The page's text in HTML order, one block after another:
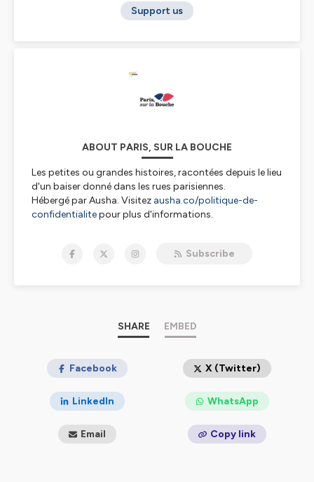
Support us
ABOUT PARIS, SUR LA BOUCHE
Les petites ou grandes histoires, racontées depuis le lieu
d'un baiser donné dans les rues parisiennes.
Hébergé par Ausha. Visitez ausha.co/politique-de-
confidentialitepour plus d'informations.
Subscribe
SHARE EMBED
Facebook X (Twitter)
LinkedIn WhatsApp
Email Copy link